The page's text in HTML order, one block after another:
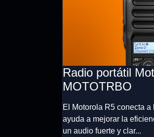
Radio portátil
MOTOTRBO
El Motorola R5 conecta
ayuda a mejorar la
un audio fuerte y clar...